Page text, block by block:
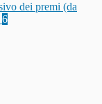
dei premi (da
6